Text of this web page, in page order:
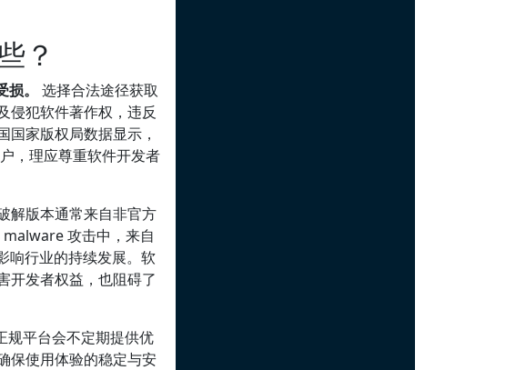
？
。
选择合法途径获取
侵犯软件著作权，违反
国家版权局数据显示，
，理应尊重软件开发者
解版本通常来自非官方
攻击中，来自
响行业的持续发展。软
开发者权益，也阻碍了
规平台会不定期提供优
保使用体验的稳定与安